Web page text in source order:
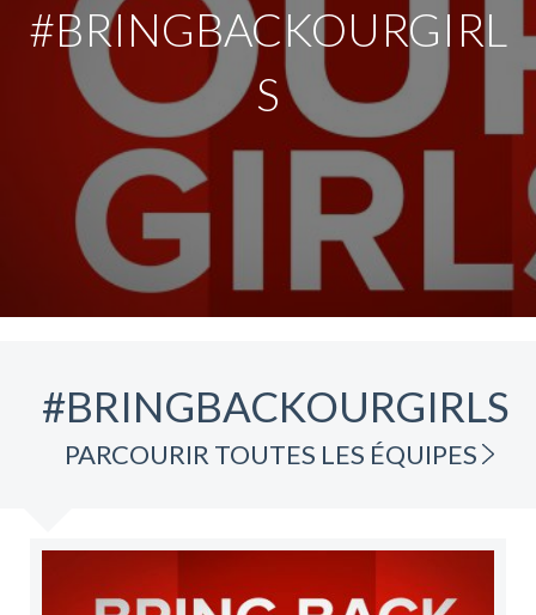
#BRINGBACKOURGIRL
S
#BRINGBACKOURGIRLS
PARCOURIR TOUTES LES ÉQUIPES